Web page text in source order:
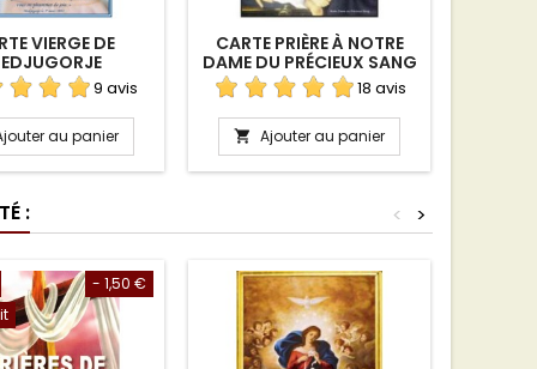
VIERGE DE
9 avis
au panier
CARTE PRIÈRE À NOTRE
DAME DU PRÉCIEUX SANG
18 avis
 Ajouter au panier
: >
<
- 1,50 €